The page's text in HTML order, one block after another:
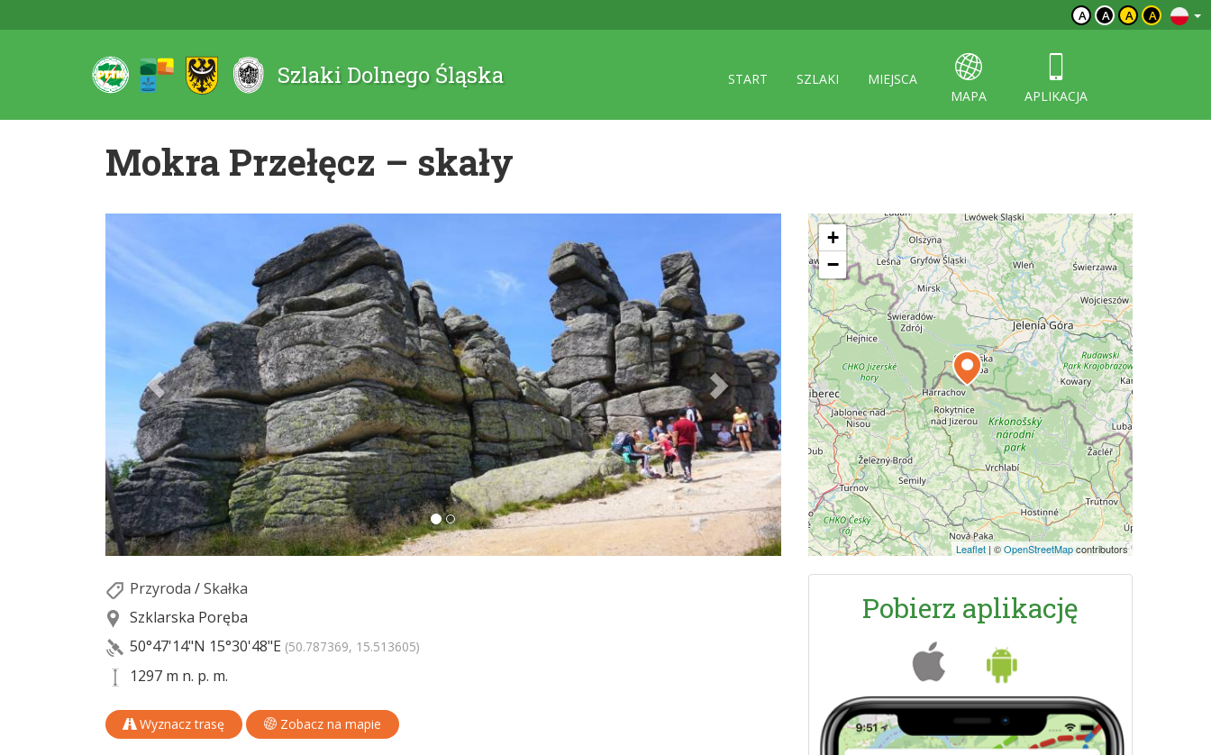
A A A A
Szlaki Dolnego Śląska START SZLAKI
MIEJSCA
MAPA
APLIKACJA
Mokra Przełęcz – skały
Przyroda /Skałka
Szklarska Poręba
50°47'14"N 15°30'48"E (50.787369, 15.513605)
1297 m n. p. m.
Wyznacz trasę Zobacz na mapie
+
−
Leaflet | ©OpenStreetMapcontributors
Pobierz aplikację